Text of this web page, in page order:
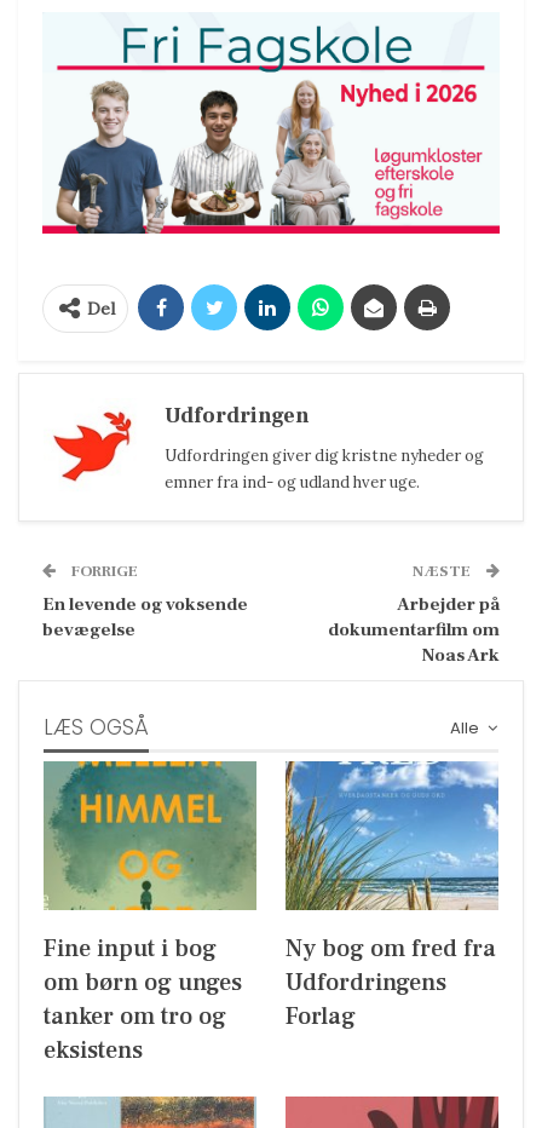
Del
Udfordringen
Udfordringen giver dig kristne nyheder og
emner fra ind- og udland hver uge.
FORRIGE
En levende og voksende
bevægelse
NÆSTE
Arbejder på
dokumentarfilm om
Noas Ark
Alle
LÆS OGSÅ
Fine input i bog
om børn og unges
tanker om tro og
eksistens
Ny bog om fred fra
Udfordringens
Forlag